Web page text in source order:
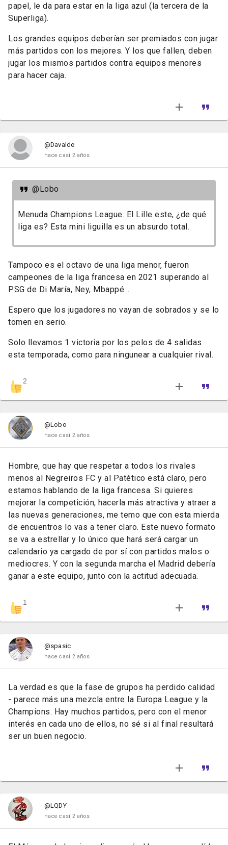
papel, le da para estar en la liga azul (la tercera de la
Superliga).
Los grandes equipos deberían ser premiados con jugar
más partidos con los mejores. Y los que fallen, deben
jugar los mismos partidos contra equipos menores
para hacer caja.
@Davalde
hace casi 2 años
@Lobo
Menuda Champions League. El Lille este, ¿de qué
liga es? Esta mini liguilla es un absurdo total.
Tampoco es el octavo de una liga menor, fueron
campeones de la liga francesa en 2021 superando al
PSG de Di María, Ney, Mbappé...
Espero que los jugadores no vayan de sobrados y se lo
tomen en serio.
Solo llevamos 1 victoria por los pelos de 4 salidas
esta temporada, como para ningunear a cualquier rival.
2
@Lobo
hace casi 2 años
Hombre, que hay que respetar a todos los rivales
menos al Negreiros FC y al Patético está claro, pero
estamos hablando de la liga francesa. Si quieres
mejorar la competición, hacerla más atractiva y atraer a
las nuevas generaciones, me temo que con esta mierda
de encuentros lo vas a tener claro. Este nuevo formato
se va a estrellar y lo único que hará será cargar un
calendario ya cargado de por sí con partidos malos o
mediocres. Y con la segunda marcha el Madrid debería
ganar a este equipo, junto con la actitud adecuada.
1
@spasic
hace casi 2 años
La verdad es que la fase de grupos ha perdido calidad
- parece más una mezcla entre la Europa League y la
Champions. Hay muchos partidos, pero con el menor
interés en cada uno de ellos, no sé si al final resultará
ser un buen negocio.
@LQDY
hace casi 2 años